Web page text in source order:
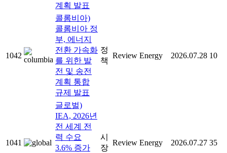
계획 발표
1042
콜롬비아)
콜롬비아 정
부, 에너지
전환 가속화
를 위한 발
전 및 송전
계획 통합
규제 발표
정
책
Review Energy 2026.07.28 10
1041
글로벌)
IEA, 2026년
전 세계 전
력 수요
3.6% 증가
시
장
Review Energy 2026.07.27 35